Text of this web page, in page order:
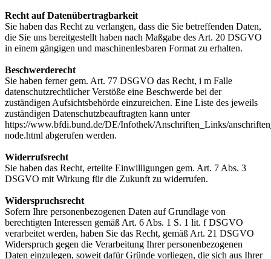
Recht auf Datenübertragbarkeit
Sie haben das Recht zu verlangen, dass die Sie betreffenden Daten,
die Sie uns bereitgestellt haben nach Maßgabe des Art. 20 DSGVO
in einem gängigen und maschinenlesbaren Format zu erhalten.
Beschwerderecht
Sie haben ferner gem. Art. 77 DSGVO das Recht, i m Falle
datenschutzrechtlicher Verstöße eine Beschwerde bei der
zuständigen Aufsichtsbehörde einzureichen. Eine Liste des jeweils
zuständigen Datenschutzbeauftragten kann unter
https://www.bfdi.bund.de/DE/Infothek/Anschriften_Links/
node.html abgerufen werden.
Widerrufsrecht
Sie haben das Recht, erteilte Einwilligungen gem. Art. 7 Abs. 3
DSGVO mit Wirkung für die Zukunft zu widerrufen.
Widerspruchsrecht
Sofern Ihre personenbezogenen Daten auf Grundlage von
berechtigten Interessen gemäß Art. 6 Abs. 1 S. 1 lit. f DSGVO
verarbeitet werden, haben Sie das Recht, gemäß Art. 21 DSGVO
Widerspruch gegen die Verarbeitung Ihrer personenbezogenen
Daten einzulegen, soweit dafür Gründe vorliegen, die sich aus Ihrer